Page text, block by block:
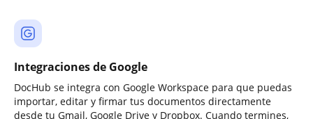
Integraciones de Google
DocHub se integra con Google Workspace para que puedas
importar, editar y firmar tus documentos directamente
desde tu Gmail, Google Drive y Dropbox. Cuando termines,